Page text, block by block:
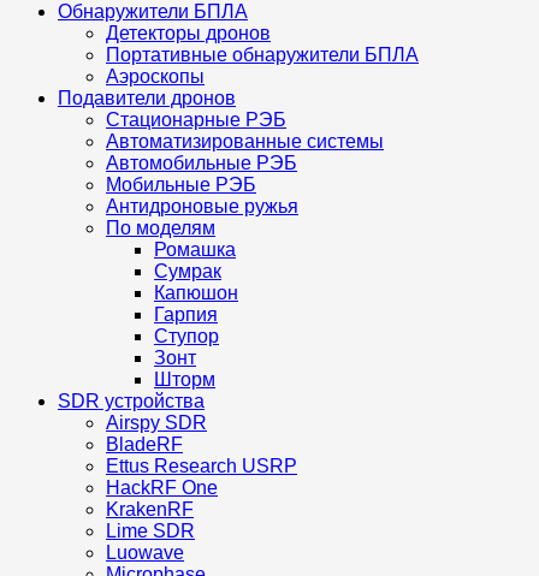
Обнаружители БПЛА
Детекторы дронов
Портативные обнаружители БПЛА
Аэроскопы
Подавители дронов
Стационарные РЭБ
Автоматизированные системы
Автомобильные РЭБ
Мобильные РЭБ
Антидроновые ружья
По моделям
Ромашка
Сумрак
Капюшон
Гарпия
Ступор
Зонт
Шторм
SDR устройства
Airspy SDR
BladeRF
Ettus Research USRP
HackRF One
KrakenRF
Lime SDR
Luowave